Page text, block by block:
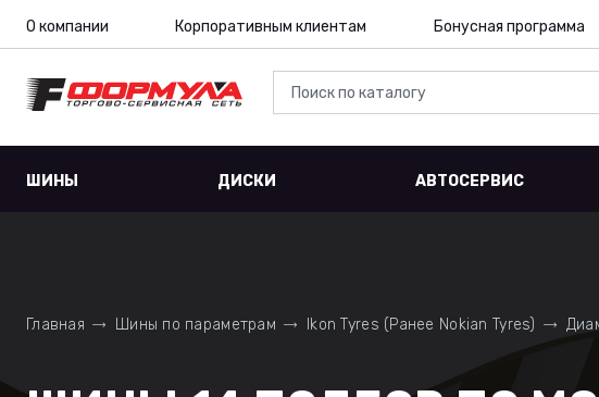
О компании Корпоративным клиентам Бонусная программа
ШИНЫ ДИСКИ АВТОСЕРВИС
Главная Шины по параметрам Ikon Tyres (Ранее Nokian Tyres)